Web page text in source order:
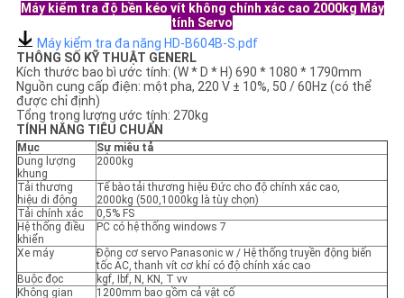
TIN
TỨC
CÁC
VỤ
ÁN
SƠ
ĐỒ
Máy kiểm tra độ bền kéo vít không chính xác cao 2000kg Máy
tính Servo
Máy kiểm tra đa năng HD-B604B-S.pdf
THÔNG SỐ KỸ THUẬT GENERL
Kích thước bao bì ước tính: (W * D * H) 690 * 1080 * 1790mm
Nguồn cung cấp điện: một pha, 220 V ± 10%, 50 / 60Hz (có thể
được chỉ định)
Tổng trọng lượng ước tính: 270kg
TÍNH NĂNG TIÊU CHUẨN
Mục
Sự miêu tả
Dung lượng
khung
2000kg
Tải thương
hiệu di động
Tế bào tải thương hiệu Đức cho độ chính xác cao,
2000kg (500,1000kg là tùy chọn)
Tải chính xác
0,5% FS
Hệ thống điều
khiển
PC có hệ thống windows 7
Xe máy
Động cơ servo Panasonic w / Hệ thống truyền động biến
tốc AC, thanh vít cơ khí có độ chính xác cao
Buộc đọc
kgf, Ibf, N, KN, T vv
Không gian
1200mm bao gồm cả vật cố